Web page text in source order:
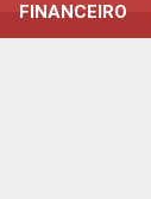
FINANCEIRO